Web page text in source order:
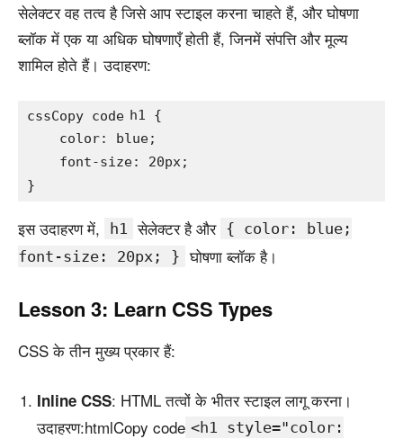
सेलेक्टर वह तत्व है जिसे आप स्टाइल करना चाहते हैं, और घोषणा
ब्लॉक में एक या अधिक घोषणाएँ होती हैं, जिनमें संपत्ति और मूल्य
शामिल होते हैं। उदाहरण:
cssCopy code h1 {
इस उदाहरण में, h1 सेलेक्टर है और { color: blue;
font-size: 20px; } घोषणा ब्लॉक है।
Lesson 3: Learn CSS Types
CSS के तीन मुख्य प्रकार हैं:
Inline CSS: HTML तत्वों के भीतर स्टाइल लागू करना।
उदाहरण:htmlCopy code <h1 style="color: